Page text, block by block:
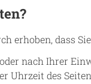
erhoben, dass
nach Ihrer
Uhrzeit des